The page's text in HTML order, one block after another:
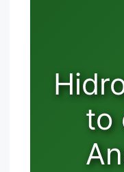
to